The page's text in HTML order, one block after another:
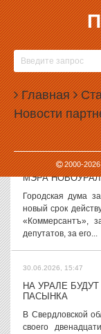
Главная
Новости
2000-2026
30.06.2026, 17:52
В
ОШТРАФОВАЛИ
В Свердловской
того, что там
сообщили в
детском саде...
30.06.2026, 16:46
МЭРА
Городская дума
новый срок
«Коммерсантъ»,
депутатов, за его...
30.06.2026, 15:47
НА УРАЛЕ
ПАСЫНКА
В Свердловской
своего